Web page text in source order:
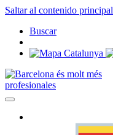
Saltar al contenido principal
Buscar
profesionales